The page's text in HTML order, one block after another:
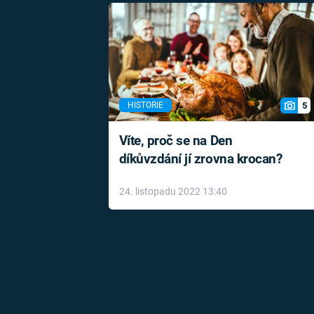
HISTORIE 5
Víte, proč se na Den
díkůvzdání jí zrovna krocan?
24. listopadu 2022 13:40